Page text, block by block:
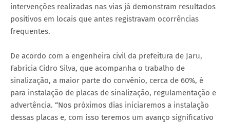
intervenções realizadas nas vias já demonstram resultados
positivos em locais que antes registravam ocorrências
frequentes.
De acordo com a engenheira civil da prefeitura de Jaru,
Fabricia Cidro Silva, que acompanha o trabalho de
sinalização, a maior parte do convênio, cerca de 60%, é
para instalação de placas de sinalização, regulamentação e
advertência. “Nos próximos dias iniciaremos a instalação
dessas placas e, com isso teremos um avanço significativo